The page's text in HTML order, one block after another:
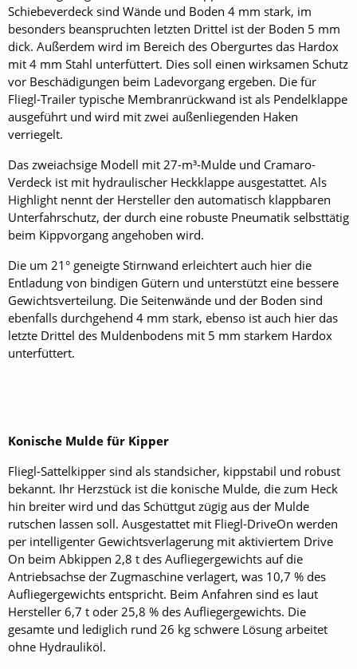
Schiebeverdeck sind Wände und Boden 4 mm stark, im
besonders beanspruchten letzten Drittel ist der Boden 5 mm
dick. Außerdem wird im Bereich des Obergurtes das Hardox
mit 4 mm Stahl unterfüttert. Dies soll einen wirksamen Schutz
vor Beschädigungen beim Ladevorgang ergeben. Die für
Fliegl-Trailer typische Membranrückwand ist als Pendelklappe
ausgeführt und wird mit zwei außenliegenden Haken
verriegelt.
Das zweiachsige Modell mit 27-m³-Mulde und Cramaro-
Verdeck ist mit hydraulischer Heckklappe ausgestattet. Als
Highlight nennt der Hersteller den automatisch klappbaren
Unterfahrschutz, der durch eine robuste Pneumatik selbsttätig
beim Kippvorgang angehoben wird.
Die um 21° geneigte Stirnwand erleichtert auch hier die
Entladung von bindigen Gütern und unterstützt eine bessere
Gewichtsverteilung. Die Seitenwände und der Boden sind
ebenfalls durchgehend 4 mm stark, ebenso ist auch hier das
letzte Drittel des Muldenbodens mit 5 mm starkem Hardox
unterfüttert.
Konische Mulde für Kipper
Fliegl-Sattelkipper sind als standsicher, kippstabil und robust
bekannt. Ihr Herzstück ist die konische Mulde, die zum Heck
hin breiter wird und das Schüttgut zügig aus der Mulde
rutschen lassen soll. Ausgestattet mit Fliegl-DriveOn werden
per intelligenter Gewichtsverlagerung mit aktiviertem Drive
On beim Abkippen 2,8 t des Aufliegergewichts auf die
Antriebsachse der Zugmaschine verlagert, was 10,7 % des
Aufliegergewichts entspricht. Beim Anfahren sind es laut
Hersteller 6,7 t oder 25,8 % des Aufliegergewichts. Die
gesamte und lediglich rund 26 kg schwere Lösung arbeitet
ohne Hydrauliköl.